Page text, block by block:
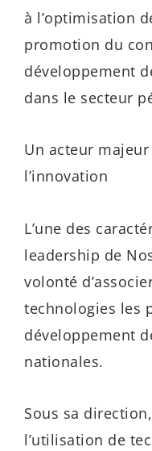
à l’optimisation
promotion du
développement
dans le secteur
Un acteur
l’innovation
L’une des
leadership de
volonté
technologies les
développement
nationales.
Sous sa
l’utilisation de